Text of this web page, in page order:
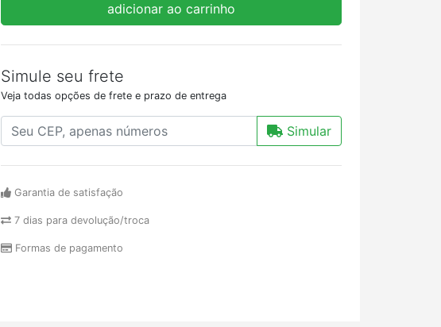
adicionar ao carrinho
Simule seu frete
Veja todas opções de frete e prazo de entrega
Simular
Garantia de satisfação
7 dias para devolução/troca
Formas de pagamento